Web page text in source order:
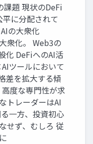
題 現状のDeFi
に分配されて
の大衆化
衆化。 Web3の
化 DeFiへのAI活
ツールにおいて
差を拡大する傾
度な専門性が求
トレーダーはAI
一方、投資初心
せず、むしろ 従